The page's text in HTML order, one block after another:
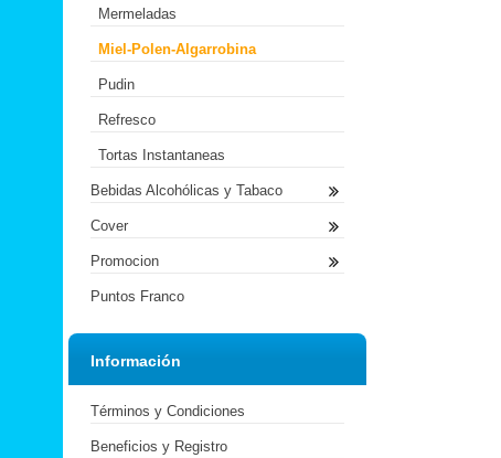
Mermeladas
Miel-Polen-Algarrobina
Pudin
Refresco
Tortas Instantaneas
Bebidas Alcohólicas y Tabaco
Cover
Promocion
Puntos Franco
Información
Términos y Condiciones
Beneficios y Registro